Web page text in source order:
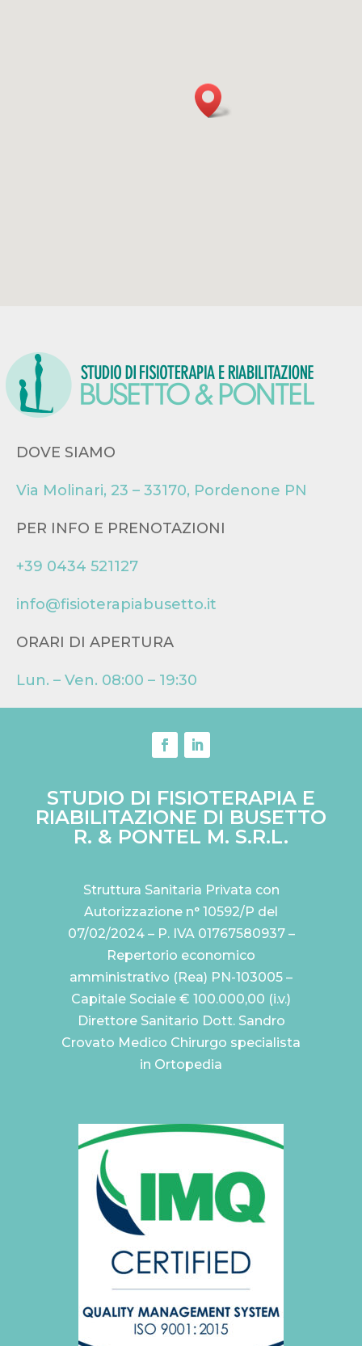
DOVE SIAMO
Via Molinari, 23 – 33170, Pordenone PN
PER INFO E PRENOTAZIONI
+39 0434 521127
info@fisioterapiabusetto.it
ORARI DI APERTURA
Lun. – Ven. 08:00 – 19:30
STUDIO DI FISIOTERAPIA E
RIABILITAZIONE DI BUSETTO
R. & PONTEL M. S.R.L.
Struttura Sanitaria Privata con
Autorizzazione n° 10592/P del
07/02/2024 – P. IVA 01767580937 –
Repertorio economico
amministrativo (Rea) PN-103005 –
Capitale Sociale € 100.000,00 (i.v.)
Direttore Sanitario Dott. Sandro
Crovato Medico Chirurgo specialista
in Ortopedia